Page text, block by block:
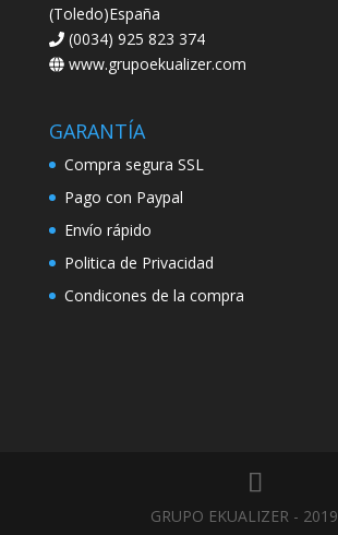
(Toledo)España
(0034) 925 823 374
www.grupoekualizer.com
GARANTÍA
Compra segura SSL
Pago con Paypal
Envío rápido
Politica de Privacidad
Condicones de la compra
GRUPO EKUALIZER - 2019